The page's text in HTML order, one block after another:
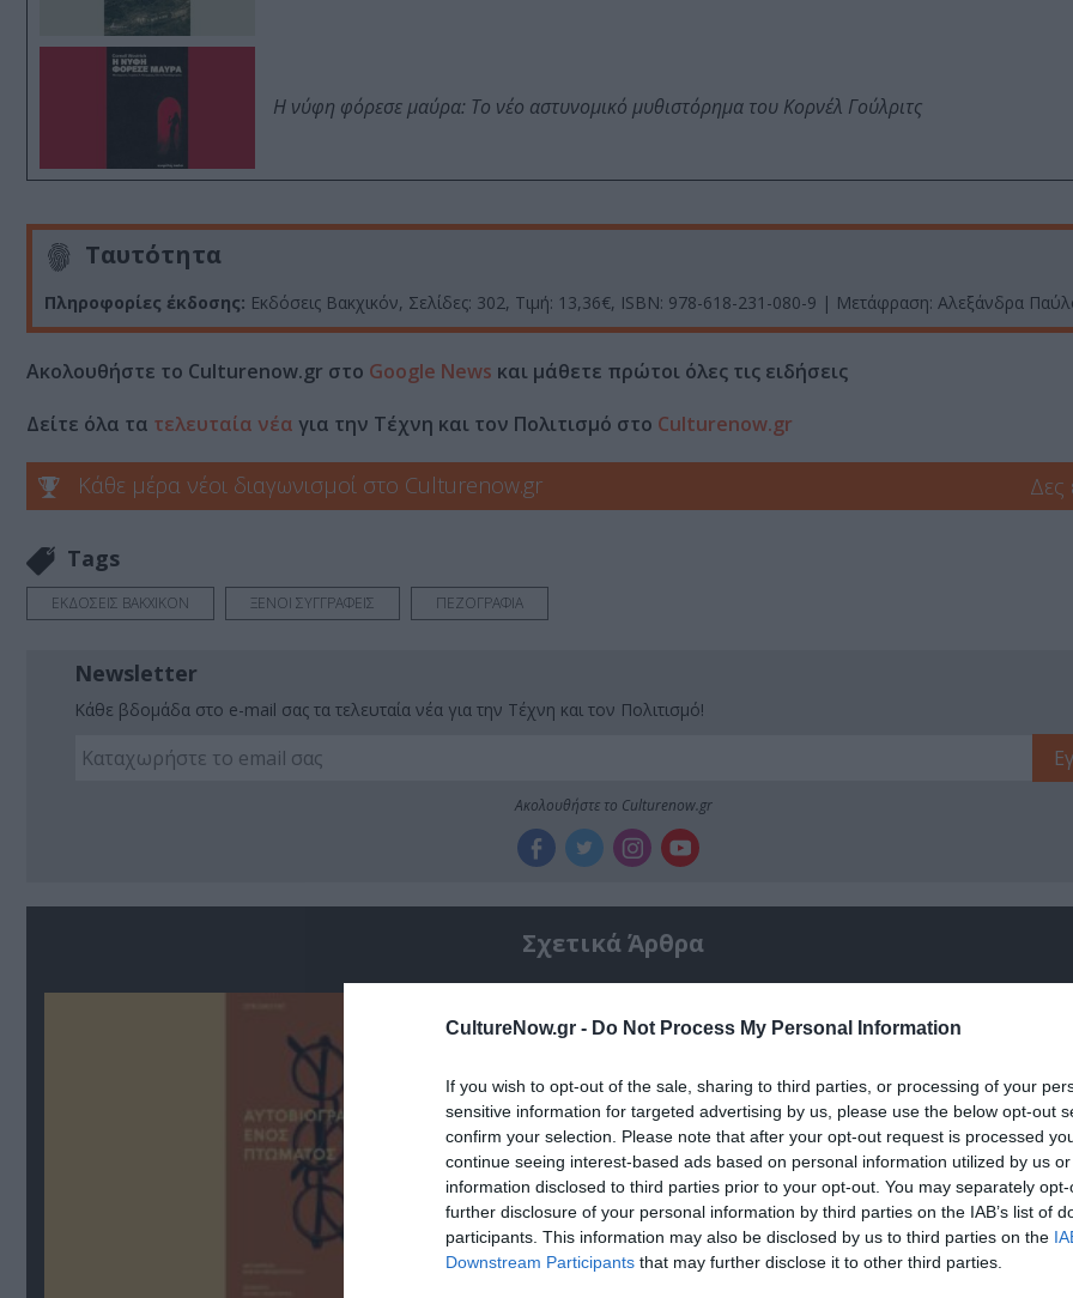
CultureNow.gr - Do Not Process My Personal Information
If you wish to opt-out of the sale, sharing to third parties, or processing of your
sensitive information for targeted advertising by us, please use the below opt-out
confirm your selection. Please note that after your opt-out request is processed
continue seeing interest-based ads based on personal information utilized by us
information disclosed to third parties prior to your opt-out. You may separately
further disclosure of your personal information by third parties on the IAB’s list of
participants. This information may also be disclosed by us to third parties on the
Downstream Participants that may further disclose it to other third parties.
Η νύφη φόρεσε μαύρα: Το νέο αστυνομικό μυθιστόρημα του Κορνέλ Γούλριτς
Ταυτότητα
Πληροφορίες έκδοσης: Εκδόσεις Βακχικόν, Σελίδες: 302, Τιμή: 13,36€, ISBN: 978-618-231-080-9 | Μετάφραση: Αλεξάνδρα
Ακολουθήστε το Culturenow.gr στο Google News και μάθετε πρώτοι όλες τις ειδήσεις
Δείτε όλα τα τελευταία νέα για την Τέχνη και τον Πολιτισμό στο Culturenow.gr
Κάθε μέρα νέοι διαγωνισμοί στο Culturenow.gr
Tags
ΕΚΔΟΣΕΙΣ ΒΑΚΧΙΚΟΝ ΞΕΝΟΙ ΣΥΓΓΡΑΦΕΙΣ ΠΕΖΟΓΡΑΦΙΑ
Newsletter
Κάθε βδομάδα στο e-mail σας τα τελευταία νέα για την Τέχνη και τον Πολιτισμό!
Ακολουθήστε το Culturenow.gr
Σχετικά Άρθρα